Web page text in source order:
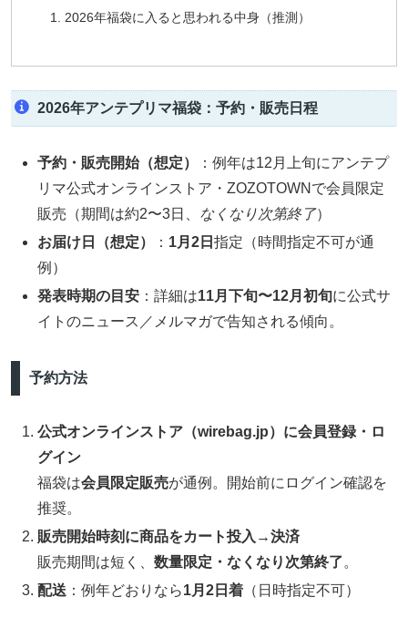
2026年福袋に入ると思われる中身（推測）
2026年アンテプリマ福袋：予約・販売日程
予約・販売開始（想定）
：例年は12月上旬にアンテプ
リマ公式オンラインストア・ZOZOTOWNで会員限定
販売（期間は約2〜3日、 なくなり次第終了）
お届け日（想定）
： 1月2日指定（時間指定不可が通
例）
発表時期の目安 ：詳細は11月下旬〜12月初旬に公式サ
イトのニュース／メルマガで告知される傾向。
予約方法
公式オンラインストア（wirebag.jp）に会員登録・ロ
グイン
福袋は会員限定販売が通例。開始前にログイン確認を
推奨。
販売開始時刻に商品をカート投入→決済
販売期間は短く、数量限定・なくなり次第終了。
配送 ：例年どおりなら1月2日着 （日時指定不可）